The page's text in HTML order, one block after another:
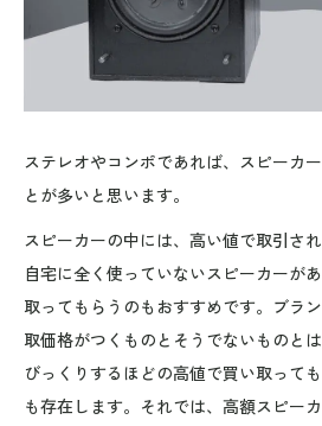
ステレオやコンポであれば、スピーカ
とが多いと思います。
スピーカーの中には、高い値で取引さ
自宅に全く使っていないスピーカーが
取ってもらうのもおすすめです。ブラ
取価格がつくものとそうでないものと
びっくりするほどの高値で買い取って
も存在します。それでは、高額スピー